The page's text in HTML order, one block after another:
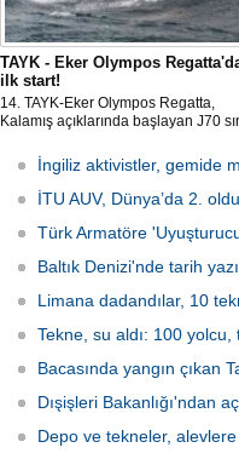
TAYK - Eker Olympos
ilk start!
14. TAYK-Eker Olympos Regatta,
Kalamış açıklarında başlayan J70
gün boyunca yelken coşkusuyla
buluşturacak organizasyonun ilk
gününde 9 tekne rüzgârla buluştu.
İngiliz aktivistler, gemide
İTU AUV, Dünya’da 2.
Türk Armatöre
Baltık Denizi'nde tarih
Limana dadandılar, 10
Tekne, su aldı: 100 yolcu,
Bacasında yangın çıkan
Dışişleri Bakanlığı'ndan
Depo ve tekneler,